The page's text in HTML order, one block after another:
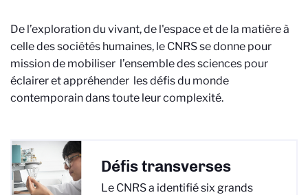
De l’exploration du vivant, de l'espace et de la matière à
celle des sociétés humaines, le CNRS se donne pour
mission de mobiliser l’ensemble des sciences pour
éclairer et appréhender les défis du monde
contemporain dans toute leur complexité.
Défis transverses
Le CNRS a identifié six grands